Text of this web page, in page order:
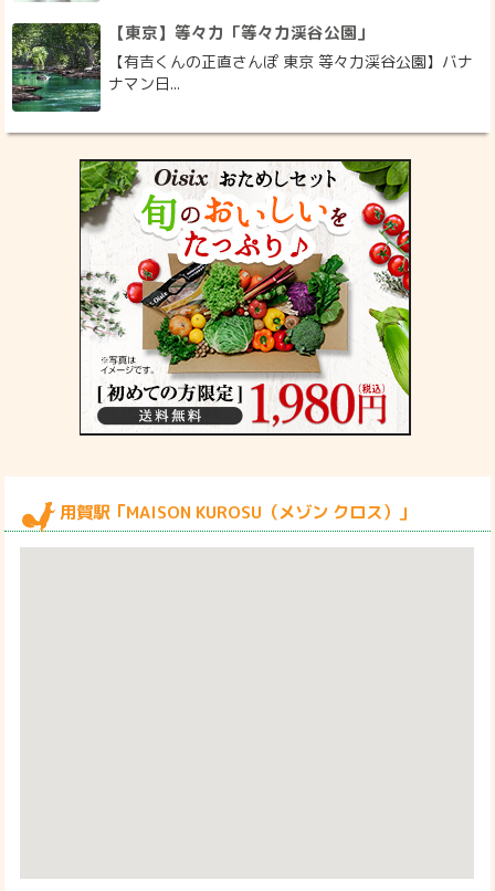
【東京】等々力「等々力渓谷公園」
【有吉くんの正直さんぽ 東京 等々力渓谷公園】バナ
ナマン日...
用賀駅「MAISON KUROSU（メゾン クロス）」